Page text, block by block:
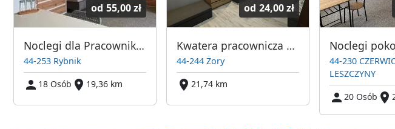
od 55,00 zł
Noclegi dla Pracowników Rybnik
44-253 Rybnik
18 Osób
19,36 km
od 24,00 zł
Kwatera pracownicza – Żory, os. Sikorskiego – komfortowe pokoje
44-244 Żory
21,74 km
44-230
LESZCZYNY
20 Osób